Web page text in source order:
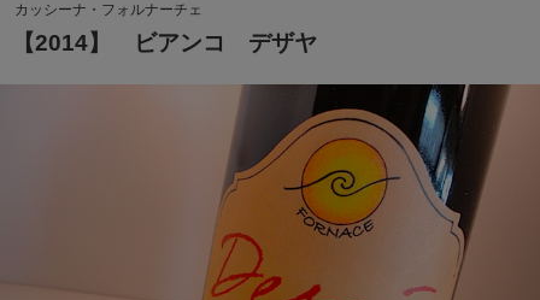
カッシーナ・フォルナーチェ
【2014】 ビアンコ デザヤ